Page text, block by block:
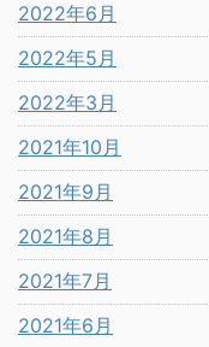
2022年6月
2022年5月
2022年3月
2021年10月
2021年9月
2021年8月
2021年7月
2021年6月